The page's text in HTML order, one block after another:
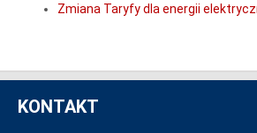
Zmiana Taryfy dla energii
KONTAKT